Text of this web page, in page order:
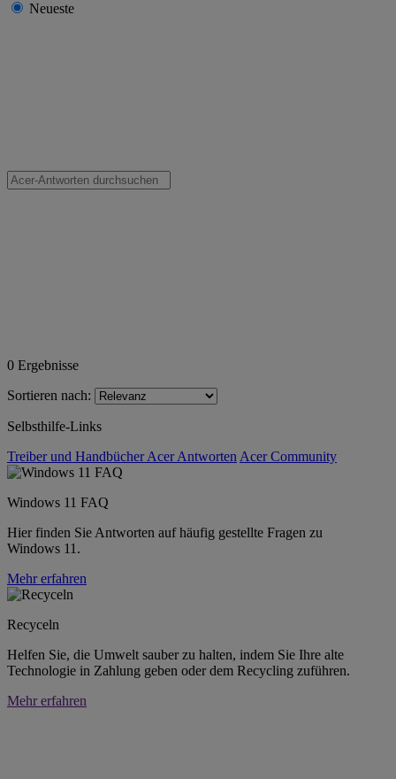
Neueste
0 Ergebnisse
Sortieren nach:
Selbsthilfe-Links
Treiber und HandbücherAcer Antworten Acer Community
Windows 11 FAQ
Hier finden Sie Antworten auf häufig gestellte Fragen zu
Windows 11.
Mehr erfahren
Recyceln
Helfen Sie, die Umwelt sauber zu halten, indem Sie Ihre alte
Technologie in Zahlung geben oder dem Recycling zuführen.
Mehr erfahren